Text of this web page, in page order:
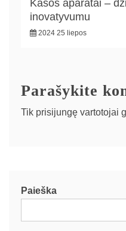
Kasos aparatai –
inovatyvumu
2024 25 liepos
Parašykite
Tik prisijungę vartotojai
Paieška